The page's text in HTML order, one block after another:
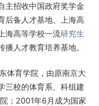
主招收中国政府奖学金
后备人才基地、上海高
海高等学校一流研究生
人才教育培养基地。
体育学院，由原南京大
三校的体育系、科组建
；2001年6月成为国家